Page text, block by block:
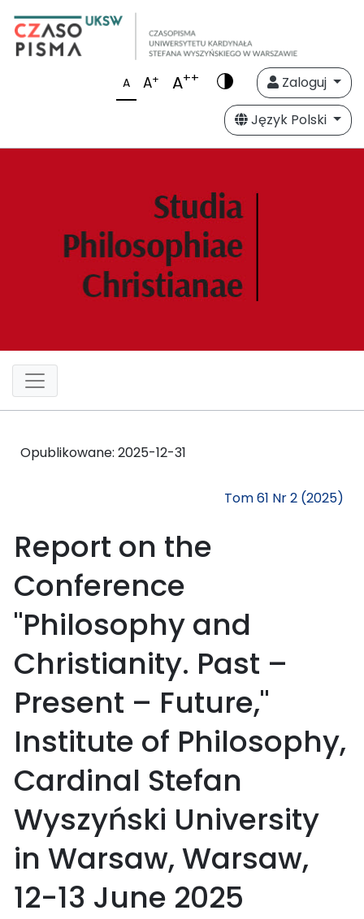
A A+ A++
Zaloguj
Język Polski
Opublikowane: 2025-12-31
Tom 61 Nr 2 (2025)
Report on the
Conference
"Philosophy and
Christianity. Past –
Present – Future,"
Institute of Philosophy,
Cardinal Stefan
Wyszyński University
in Warsaw, Warsaw,
12-13 June 2025